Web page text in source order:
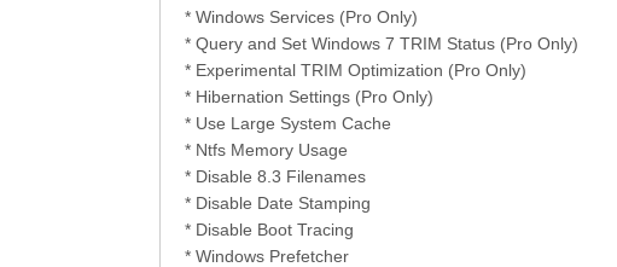
* Windows Services (Pro Only)
* Query and Set Windows 7 TRIM Status (Pro Only)
* Experimental TRIM Optimization (Pro Only)
* Hibernation Settings (Pro Only)
* Use Large System Cache
* Ntfs Memory Usage
* Disable 8.3 Filenames
* Disable Date Stamping
* Disable Boot Tracing
* Windows Prefetcher